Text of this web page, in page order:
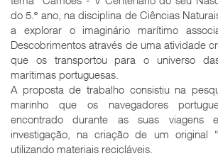
do 5.º ano, na disciplina de Ciências
a explorar o imaginário marítimo
Descobrimentos através de uma atividade
que os transportou para o universo
marítimas portuguesas.
A proposta de trabalho consistiu na
marinho que os navegadores
encontrado durante as suas viagens
investigação, na criação de um original
utilizando materiais recicláveis.